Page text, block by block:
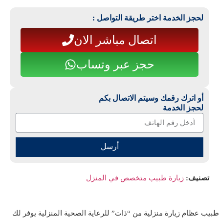
لحجز الخدمة اختر طريقة التواصل :
اتصال مباشر الان
حجز عبر وتساب
أو اترك رقمك وسيتم الاتصال بكم
لحجز الخدمة
أرسل
تصنيف: زيارة طبيب متخصص في المنزل
طبيب عظام زيارة منزلية من “ذات” للرعاية الصحية المنزلية يوفر لك